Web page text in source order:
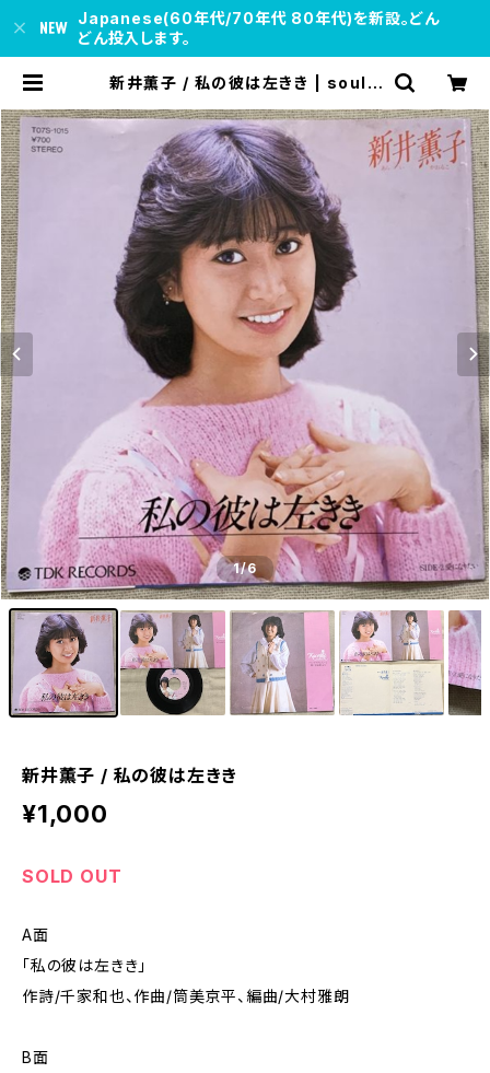
Japanese(60年代/70年代 80年代)を新設。どん
どん投入します。
新井薫子 / 私の彼は左きき | soul r
1/6
新井薫子 / 私の彼は左きき
¥1,000
SOLD OUT
A面
「私の彼は左きき」
作詩/千家和也、作曲/筒美京平、編曲/大村雅朗
B面